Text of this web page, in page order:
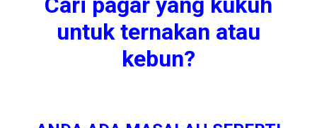
untuk ternakan atau
kebun?